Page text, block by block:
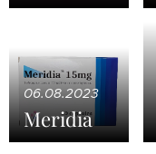
06.08.2023
Meridia